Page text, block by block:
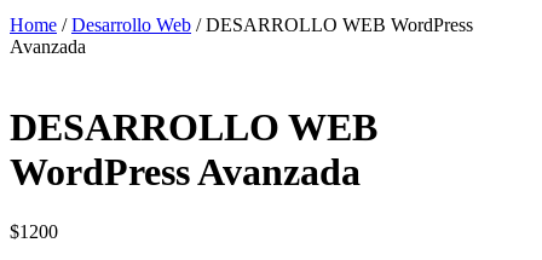
Home /Desarrollo Web / DESARROLLO WEB WordPress
Avanzada
DESARROLLO WEB
WordPress Avanzada
$1200